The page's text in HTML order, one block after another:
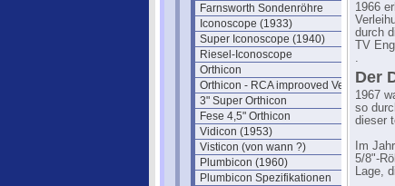
Farnsworth Sondenröhre
Iconoscope (1933)
Super Iconoscope (1940)
Riesel-Iconoscope
Orthicon
Orthicon - RCA improoved Version
3" Super Orthicon
Fese 4,5" Orthicon
Vidicon (1953)
Visticon (von wann ?)
Plumbicon (1960)
Plumbicon Spezifikationen
1966
durch
TV
.
Der
1967
so
dieser
Im
5/8"-
Lage,